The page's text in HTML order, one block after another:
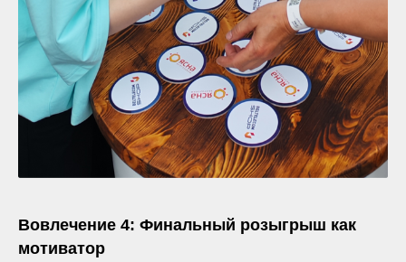
Вовлечение 4: Финальный розыгрыш как
мотиватор